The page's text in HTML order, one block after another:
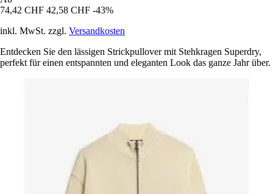
74,42 CHF 42,58 CHF -43%
inkl. MwSt. zzgl. Versandkosten
Entdecken Sie den lässigen Strickpullover mit Stehkragen Superdry,
perfekt für einen entspannten und eleganten Look das ganze Jahr über.